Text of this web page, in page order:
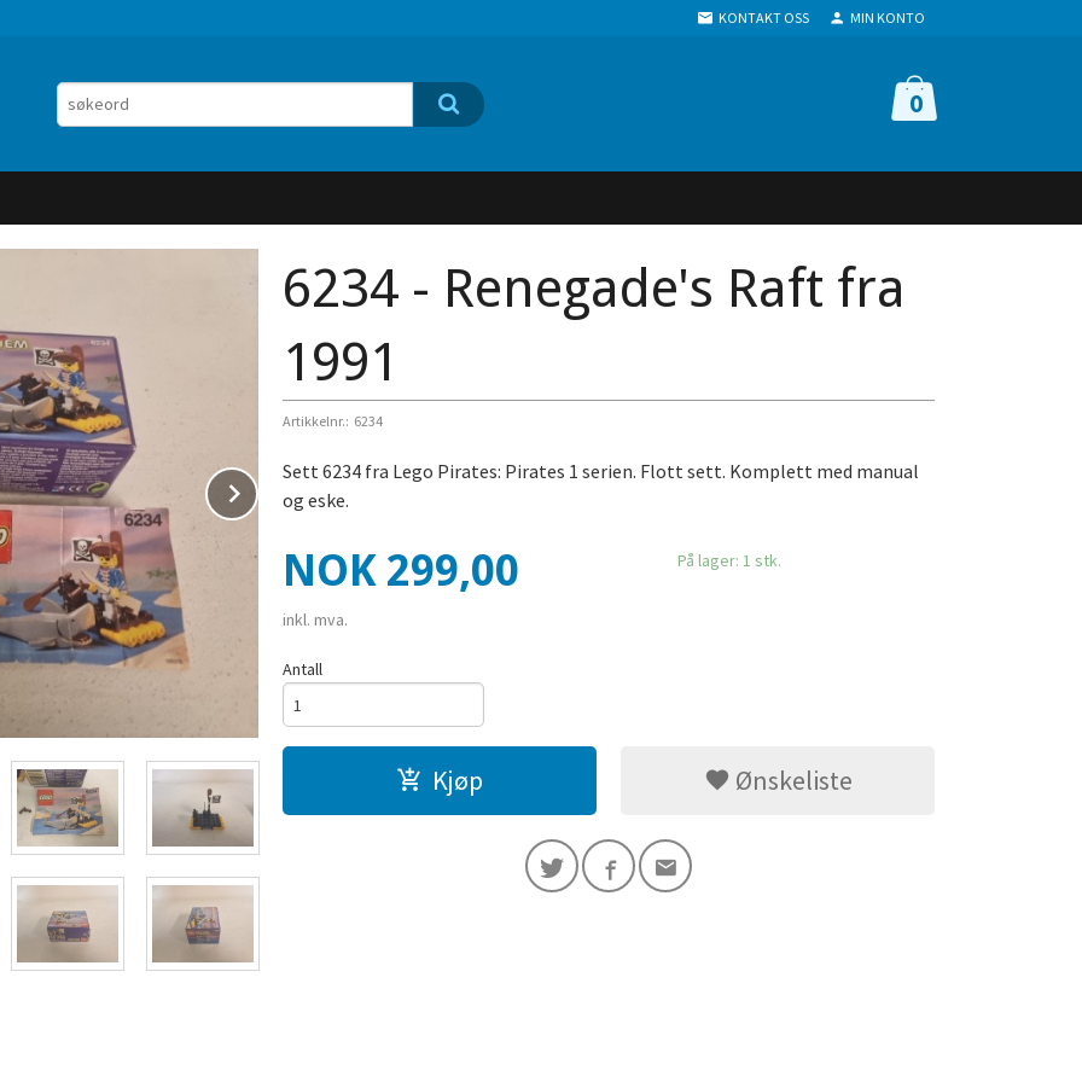
KONTAKT OSS MIN KONTO
0
Next
6234 - Renegade's Raft fra
1991
Artikkelnr.: 6234
Sett 6234 fra Lego Pirates: Pirates 1 serien. Flott sett. Komplett med manual
og eske.
Pris
NOK 299,00
inkl. mva.
På lager: 1 stk.
Antall
Kjøp Ønskeliste